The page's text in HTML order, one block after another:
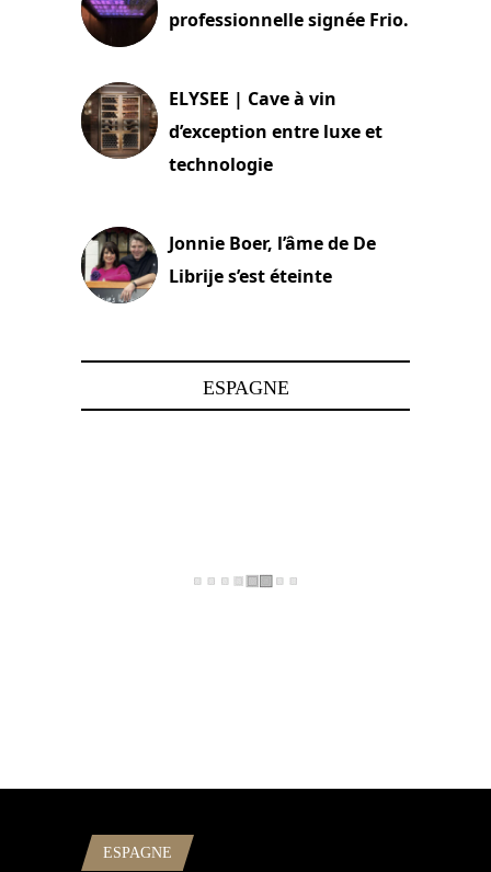
professionnelle signée Frio.
ELYSEE | Cave à vin
d’exception entre luxe et
technologie
Jonnie Boer, l’âme de De
Librije s’est éteinte
ESPAGNE
ESPAGNE